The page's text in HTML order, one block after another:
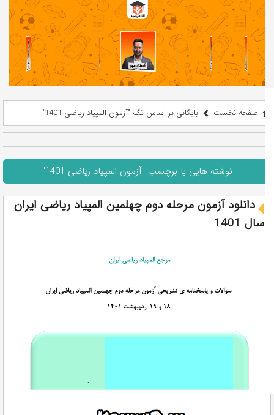
صفحه نخست بایگانی بر اساس تگ "آزمون المپیاد ریاضی 1401"
نوشته هایی با برچسب "آزمون المپیاد ریاضی 1401"
دانلود آزمون مرحله دوم چهلمین المپیاد ریاضی ایران
سال 1401